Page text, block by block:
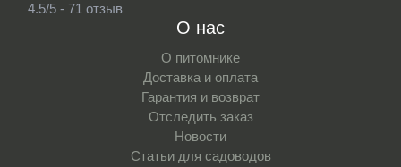
4.5/5 - 71 отзыв
О нас
О питомнике
Доставка и оплата
Гарантия и возврат
Отследить заказ
Новости
Статьи для садоводов